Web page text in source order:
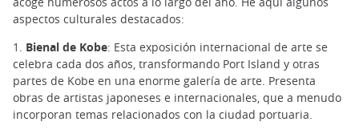
aspectos culturales destacados:
1. Bienal de Kobe: Esta exposición internacional de arte se
celebra cada dos años, transformando Port Island y otras
partes de Kobe en una enorme galería de arte. Presenta
obras de artistas japoneses e internacionales, que a menudo
incorporan temas relacionados con la ciudad portuaria.